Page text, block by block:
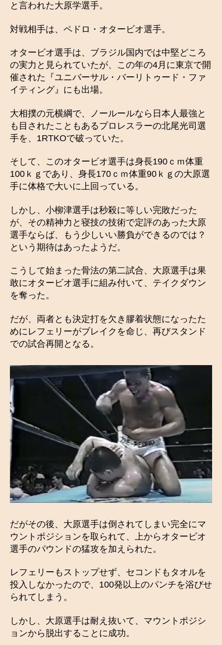
と言われた大原学選手。
対戦相手は、ペドロ・オタービオ選手。
オタービオ選手は、ブラジル国内では中堅どころ
の実力と見られていたが、この年の4月に東京で開
催された『ユニバーサル・バーリトゥード・ファ
イティング』にも出場。
大相撲の元横綱で、ノールールなら日本人最強と
も目されたこともあるプロレスラーの北尾光司選
手を、1RTKOで破っていた。
そして、このオタービオ選手は身長190ｃｍ体重
100ｋｇであり、身長170ｃｍ体重90ｋｇの大原選
手に体格で大いに上回っている。
しかし、小柳津選手は秒殺に等しい完敗だった
が、その精神力と寝技の技術で定評のあった大原
選手ならば、もう少しいい勝負ができるのでは？
という期待はあったようだ。
こうして始まった骨法の第二試合、大原選手は果
敢にオタービオ選手に組み付いて、テイクダウン
を奪った。
だが、両者とも決定打を欠き膠着状態になったた
めにレフェリーがブレイクを命じ、再びスタンド
での試合再開となる。
だがその後、大原選手は倒されてしまい完全にマ
ウントポジションを取られて、上からオタービオ
選手のパウンドの猛攻を加えられた。
レフェリーもストップせず、セコンドもタオルを
投入しなかったので、100発以上のパンチを浴びせ
られてしまう。
しかし、大原選手は耐え抜いて、マウントポジシ
ョンから脱出することに成功。